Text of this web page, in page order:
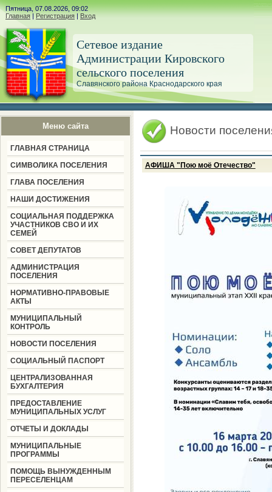
Пятница, 07.08.2026, 09:02
Главная | Регистрация | Вход
Сетевое издание
Администрации Кировского
сельского поселения
Славянского района Краснодарского края
Меню сайта
ГЛАВНАЯ СТРАНИЦА
СИМВОЛИКА ПОСЕЛЕНИЯ
ГЛАВА ПОСЕЛЕНИЯ
НАШИ ДОСТИЖЕНИЯ
СОЦИАЛЬНАЯ ПОДДЕРЖКА
УЧАСТНИКОВ СВО И ИХ
СЕМЕЙ
СОВЕТ ДЕПУТАТОВ
АДМИНИСТРАЦИЯ
ПОСЕЛЕНИЯ
НОРМАТИВНО-ПРАВОВЫЕ
АКТЫ
МУНИЦИПАЛЬНЫЙ
КОНТРОЛЬ
НОВОСТИ ПОСЕЛЕНИЯ
СОЦИАЛЬНЫЙ ПАСПОРТ
ЦЕНТРАЛИЗОВАННАЯ
БУХГАЛТЕРИЯ
ПРЕДОСТАВЛЕНИЕ
МУНИЦИПАЛЬНЫХ УСЛУГ
ОТЧЕТЫ И ДОКЛАДЫ
МУНИЦИПАЛЬНЫЕ
ПРОГРАММЫ
ПОМОЩЬ ВЫНУЖДЕННЫМ
ПЕРЕСЕЛЕНЦАМ
Новости
АФИША "Пою моё Отечество"